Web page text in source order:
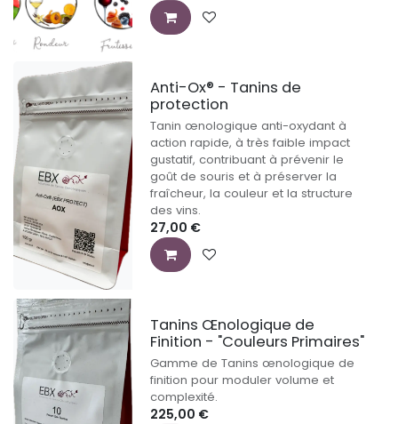
Anti-Ox® - Tanins de
protection
Tanin œnologique anti-oxydant à
action rapide, à très faible impact
gustatif, contribuant à prévenir le
goût de souris et à préserver la
fraîcheur, la couleur et la structure
des vins.
27,00 €
Tanins Œnologique de
Finition - "Couleurs Primaires"
Gamme de Tanins œnologique de
finition pour moduler volume et
complexité.
225,00 €